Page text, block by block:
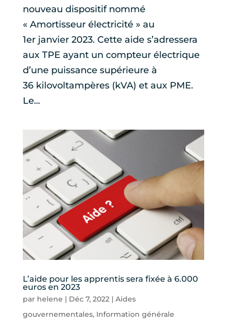
nouveau dispositif nommé
« Amortisseur électricité » au
1er janvier 2023. Cette aide s’adressera
aux TPE ayant un compteur électrique
d’une puissance supérieure à
36 kilovoltampères (kVA) et aux PME.
Le...
L’aide pour les apprentis sera fixée à 6.000
euros en 2023
par helene | Déc 7, 2022| Aides
gouvernementales, Information générale